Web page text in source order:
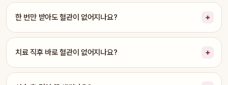
한 번만 받아도 혈관이 없어지나요?
치료 직후 바로 혈관이 없어지나요?